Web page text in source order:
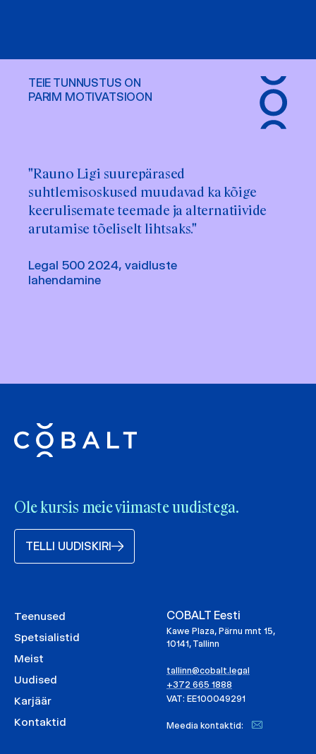
TEIE TUNNUSTUS ON
PARIM MOTIVATSIOON
"Rauno Ligi suurepärased
suhtlemisoskused muudavad ka kõige
keerulisemate teemade ja alternatiivide
arutamise tõeliselt lihtsaks."
Legal 500 2024, vaidluste
lahendamine
Ole kursis meie viimaste uudistega.
TELLI UUDISKIRI
Teenused
Spetsialistid
Meist
Uudised
Karjäär
Kontaktid
COBALT Eesti
Kawe Plaza, Pärnu mnt 15,
10141, Tallinn
tallinn@cobalt.legal
+372 665 1888
VAT: EE100049291
Meedia kontaktid: